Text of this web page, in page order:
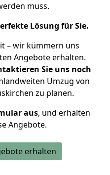
muss.
Lösung für Sie.
– wir kümmern uns
Angebote erhalten.
Sie uns noch
Umzug von
zu planen.
aus, und erhalten
Angebote.
erhalten